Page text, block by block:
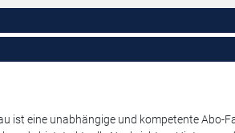
ist eine unabhängige und kompetente